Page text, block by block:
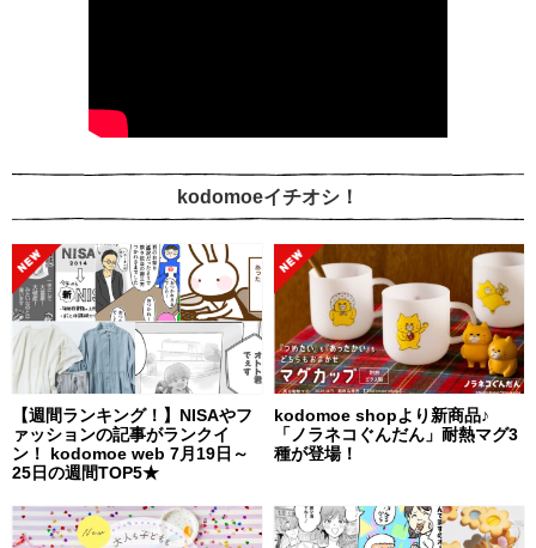
kodomoeイチオシ！
【週間ランキング！】NISAやフ
ァッションの記事がランクイ
ン！ kodomoe web 7月19日～
25日の週間TOP5★
kodomoe shopより新商品♪
「ノラネコぐんだん」耐熱マグ3
種が登場！